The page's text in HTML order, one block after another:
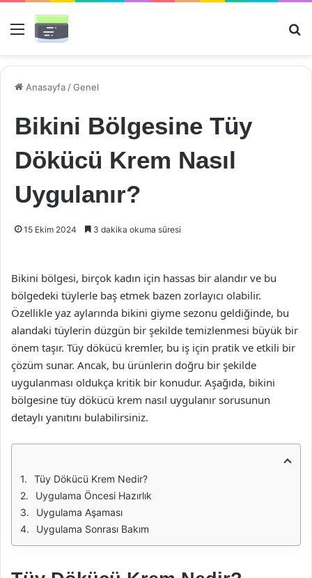
Menü
Anasayfa /Genel
Bikini Bölgesine Tüy
Dökücü Krem Nasıl
Uygulanır?
15 Ekim 2024 3 dakika okuma süresi
Bikini bölgesi, birçok kadın için hassas bir alandır ve bu
bölgedeki tüylerle baş etmek bazen zorlayıcı olabilir.
Özellikle yaz aylarında bikini giyme sezonu geldiğinde, bu
alandaki tüylerin düzgün bir şekilde temizlenmesi büyük bir
önem taşır. Tüy dökücü kremler, bu iş için pratik ve etkili bir
çözüm sunar. Ancak, bu ürünlerin doğru bir şekilde
uygulanması oldukça kritik bir konudur. Aşağıda, bikini
bölgesine tüy dökücü krem nasıl uygulanır sorusunun
detaylı yanıtını bulabilirsiniz.
Tüy Dökücü Krem Nedir?
Uygulama Öncesi Hazırlık
Uygulama Aşaması
Uygulama Sonrası Bakım